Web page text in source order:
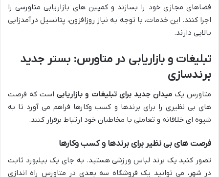
فضاهای مجازی خود را بسازند و کمپین های بازاریابی متاورسی را
اجرا کنند. این خدمات، با توجه به نیاز روزافزون، پتانسیل درآمدزایی
بالایی دارند.
تبلیغات و بازاریابی در متاورس: بستر جدید
برندسازی
متاورس یکمیدان جدید برای تبلیغات و بازاریابیاست که فرصت
های بی نظیری را برای برندها و کسب وکارها فراهم می آورد تا به
شیوه ای خلاقانه و تعاملی با مخاطبان خود ارتباط برقرار کنند.
فرصت های بی نظیر برای برندها و کسب وکارها
تصور کنید یک برند لباس ورزشی هستید. به جای یک بیلبورد ثابت
در شهر، می توانید یک فروشگاه سه بعدی در متاورس راه اندازی